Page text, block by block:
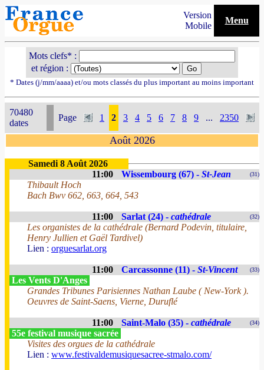
Version
Mobile
Menu
Mots clefs* :
et région :
* Dates (j/mm/aaaa) et/ou mots classés du plus important au moins important
70480
dates
Page 1 2 3 4 5 6 7 8 9 ... 2350
Août 2026
Samedi 8 Août 2026
11:00
Wissembourg (67) - St-Jean (31)
Thibault Hoch
Bach Bwv 662, 663, 664, 543
11:00 Sarlat (24) - cathédrale (32)
Les organistes de la cathédrale (Bernard Podevin, titulaire,
Henry Jullien et Gaël Tardivel)
Lien : orguesarlat.org
11:00 Carcassonne (11) - St-Vincent (33)
Les Vents D'Anges
Grandes Tribunes Parisiennes Nathan Laube ( New-York ).
Oeuvres de Saint-Saens, Vierne, Duruflé
11:00 Saint-Malo (35) - cathédrale (34)
55e festival musique sacrée
Visites des orgues de la cathédrale
Lien : www.festivaldemusiquesacree-stmalo.com/